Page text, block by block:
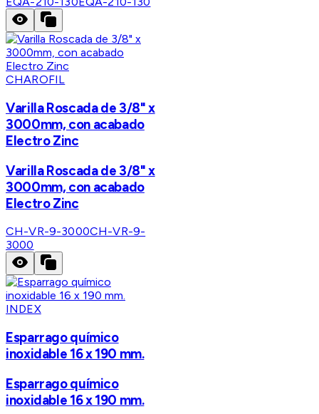
CHAROFIL
Varilla Roscada de 3/8" x
3000mm, con acabado
Electro Zinc
Varilla Roscada de 3/8" x
3000mm, con acabado
Electro Zinc
CH-VR-9-3000CH-VR-9-
3000
INDEX
Esparrago químico
inoxidable 16 x 190 mm.
Esparrago químico
inoxidable 16 x 190 mm.